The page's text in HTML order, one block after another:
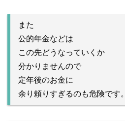
また
公的年金などは
この先どうなっていくか
分かりませんので
定年後のお金に
余り頼りすぎるのも危険です。